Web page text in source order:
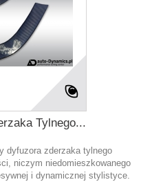
Tylnego...
dyfuzora zderzaka tylnego
niczym niedomieszkowanego
i dynamicznej stylistyce.